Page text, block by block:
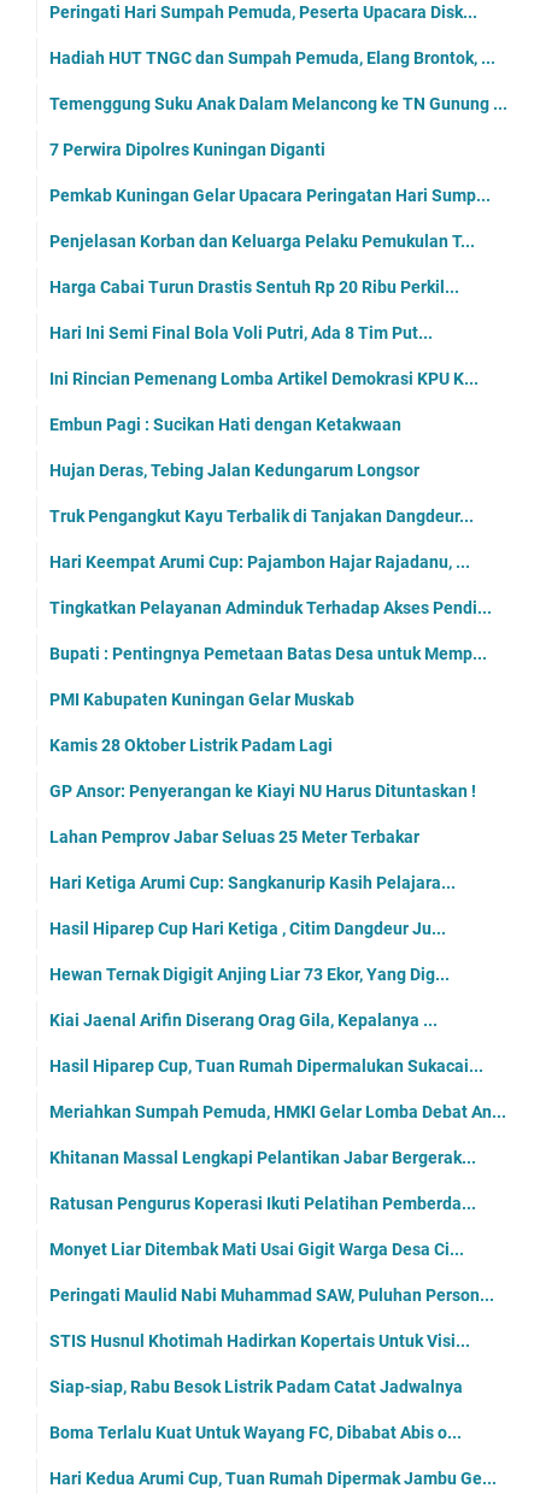
Peringati Hari Sumpah Pemuda, Peserta Upacara Disk...
Hadiah HUT TNGC dan Sumpah Pemuda, Elang Brontok, ...
Temenggung Suku Anak Dalam Melancong ke TN Gunung ...
7 Perwira Dipolres Kuningan Diganti
Pemkab Kuningan Gelar Upacara Peringatan Hari Sump...
Penjelasan Korban dan Keluarga Pelaku Pemukulan T...
Harga Cabai Turun Drastis Sentuh Rp 20 Ribu Perkil...
Hari Ini Semi Final Bola Voli Putri, Ada 8 Tim Put...
Ini Rincian Pemenang Lomba Artikel Demokrasi KPU K...
Embun Pagi : Sucikan Hati dengan Ketakwaan
Hujan Deras, Tebing Jalan Kedungarum Longsor
Truk Pengangkut Kayu Terbalik di Tanjakan Dangdeur...
Hari Keempat Arumi Cup: Pajambon Hajar Rajadanu, ...
Tingkatkan Pelayanan Adminduk Terhadap Akses Pendi...
Bupati : Pentingnya Pemetaan Batas Desa untuk Memp...
PMI Kabupaten Kuningan Gelar Muskab
Kamis 28 Oktober Listrik Padam Lagi
GP Ansor: Penyerangan ke Kiayi NU Harus Dituntaskan !
Lahan Pemprov Jabar Seluas 25 Meter Terbakar
Hari Ketiga Arumi Cup: Sangkanurip Kasih Pelajara...
Hasil Hiparep Cup Hari Ketiga , Citim Dangdeur Ju...
Hewan Ternak Digigit Anjing Liar 73 Ekor, Yang Dig...
Kiai Jaenal Arifin Diserang Orag Gila, Kepalanya ...
Hasil Hiparep Cup, Tuan Rumah Dipermalukan Sukacai...
Meriahkan Sumpah Pemuda, HMKI Gelar Lomba Debat An...
Khitanan Massal Lengkapi Pelantikan Jabar Bergerak...
Ratusan Pengurus Koperasi Ikuti Pelatihan Pemberda...
Monyet Liar Ditembak Mati Usai Gigit Warga Desa Ci...
Peringati Maulid Nabi Muhammad SAW, Puluhan Person...
STIS Husnul Khotimah Hadirkan Kopertais Untuk Visi...
Siap-siap, Rabu Besok Listrik Padam Catat Jadwalnya
Boma Terlalu Kuat Untuk Wayang FC, Dibabat Abis o...
Hari Kedua Arumi Cup, Tuan Rumah Dipermak Jambu Ge...